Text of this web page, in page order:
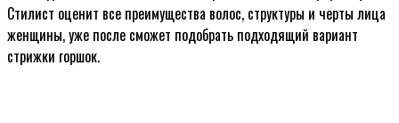
Стилист оценит все преимущества волос, структуры и черты лица
женщины, уже после сможет подобрать подходящий вариант
стрижки горшок.